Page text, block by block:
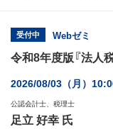
受付中 Webゼミ
令和8年度版『法人
2026/08/03（月）
公認会計士、税理士
足立 好幸 氏